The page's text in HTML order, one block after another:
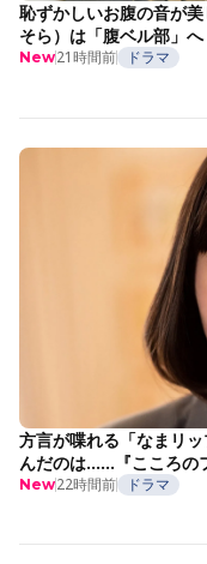
恥ずかしいお腹の音が
そら）は「腹ベル部」
New21時間前 ドラマ
方言が喋れる「なまリ
んだのは……『こころの
New22時間前 ドラマ